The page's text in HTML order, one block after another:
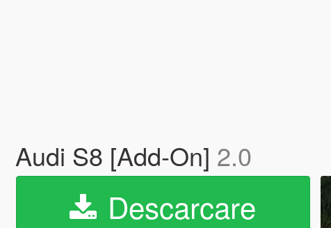
Audi S8 [Add-On] 2.0
Descarcare